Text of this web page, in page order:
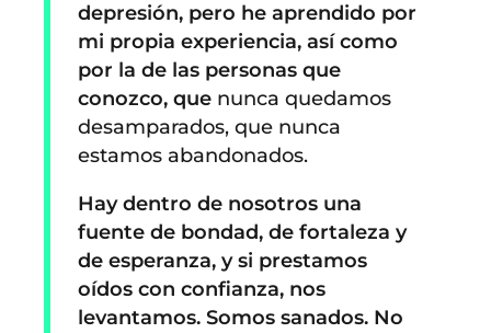
depresión, pero he aprendido por
mi propia experiencia, así como
por la de las personas que
conozco, que nunca quedamos
desamparados, que nunca
estamos abandonados.
Hay dentro de nosotros una
fuente de bondad, de fortaleza y
de esperanza, y si prestamos
oídos con confianza, nos
levantamos. Somos sanados. No